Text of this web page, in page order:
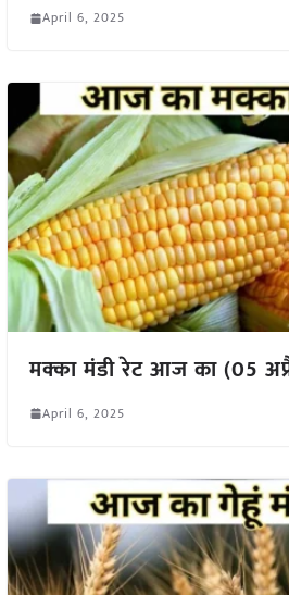
April 6, 2025
मक्का मंडी रेट आज का (05
April 6, 2025